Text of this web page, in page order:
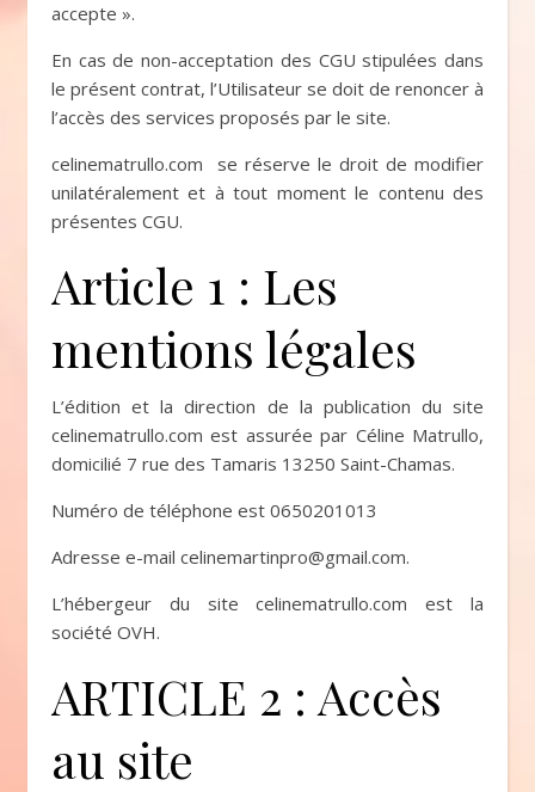
accepte ».
En cas de non-acceptation des CGU stipulées dans
le présent contrat, l’Utilisateur se doit de renoncer à
l’accès des services proposés par le site.
celinematrullo.com se réserve le droit de modifier
unilatéralement et à tout moment le contenu des
présentes CGU.
Article 1 : Les
mentions légales
L’édition et la direction de la publication du site
celinematrullo.com est assurée par Céline Matrullo,
domicilié 7 rue des Tamaris 13250 Saint-Chamas.
Numéro de téléphone est 0650201013
Adresse e-mail celinemartinpro@gmail.com.
L’hébergeur du site celinematrullo.com est la
société OVH.
ARTICLE 2 : Accès
au site